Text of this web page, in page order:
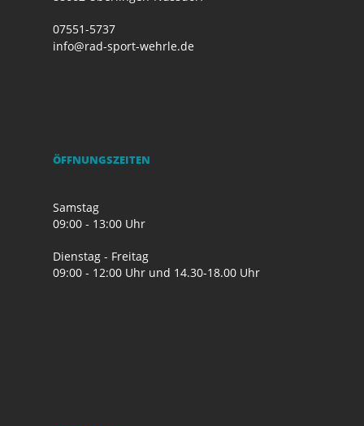
07551-5737
info@rad-sport-wehrle.de
ÖFFNUNGSZEITEN
Samstag
09:00 - 13:00 Uhr
Dienstag - Freitag
09:00 - 12:00 Uhr und 14.30-18.00 Uhr